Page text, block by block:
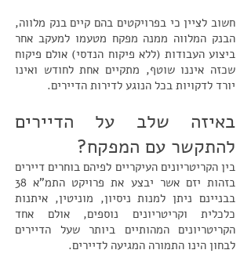
חשוב לציין כי בפרויקטים בהם קיים בנק מלווה,
הבנק המלווה ממנה מפקח מטעמו למעקב אחר
ביצוע העבודות (ללא פיקוח הנדסי) אולם פיקוח
שכזה איננו שוטף, מתקיים אחת לחודש ואינו
יורד לדקויות בכל הנוגע לדירות הדיירים.
באיזה שלב על הדיירים
להתקשר עם המפקח?
בין הקריטריונים העיקריים לפיהם בוחרים דיירים
בזהות יזם אשר יבצע את פרויקט התמ"א 38
בבניינם ניתן למנות ניסיון, מוניטין, איתנות
כלכלית וקריטריונים נוספים, אולם אחד
הקריטריונים המהותיים ביותר שעל הדיירים
לבחון הינו התמורה המגיעה לדיירים.